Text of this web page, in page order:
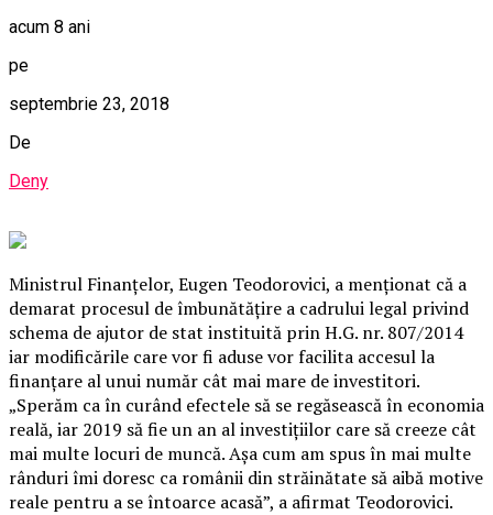
acum 8 ani
pe
septembrie 23, 2018
De
Deny
Ministrul Finanţelor, Eugen Teodorovici, a menţionat că a
demarat procesul de îmbunătăţire a cadrului legal privind
schema de ajutor de stat instituită prin H.G. nr. 807/2014
iar modificările care vor fi aduse vor facilita accesul la
finanţare al unui număr cât mai mare de investitori.
„Sperăm ca în curând efectele să se regăsească în economia
reală, iar 2019 să fie un an al investiţiilor care să creeze cât
mai multe locuri de muncă.Aşa cum am spus în mai multe
rânduri îmi doresc ca românii din străinătate să aibă motive
reale pentru a se întoarce acasă”, a afirmat Teodorovici.